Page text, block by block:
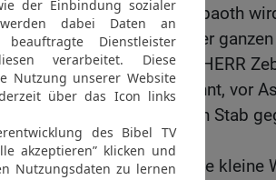
23 Denn Gott der HERR Zebaoth
wie beschlossen ist, auf der
24 Darum spricht Gott der HERR
mein Volk, das in Zion wohnt, vor
Stecken schlägt und seinen Stab
Ägypten geschah.
25 Denn es ist nur noch eine kleine